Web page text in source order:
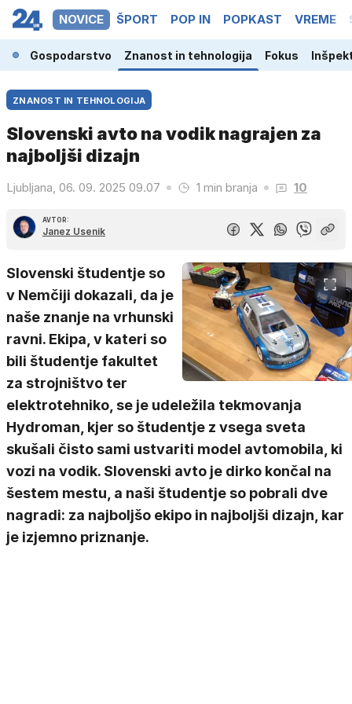
NOVICE ŠPORT POP IN POPKAST VREME
Gospodarstvo Znanost in tehnologija Fokus
ZNANOST IN TEHNOLOGIJA
Slovenski avto na vodik nagrajen za
najboljši dizajn
Ljubljana, 06. 09. 2025 09.07 1 min branja 10
AVTOR:
Janez Usenik
Slovenski študentje so
v Nemčiji dokazali, da je
naše znanje na vrhunski
ravni. Ekipa, v kateri so
bili študentje fakultet
za strojništvo ter
elektrotehniko, se je udeležila tekmovanja
Hydroman, kjer so študentje z vsega sveta
skušali čisto sami ustvariti model avtomobila, ki
vozi na vodik. Slovenski avto je dirko končal na
šestem mestu, a naši študentje so pobrali dve
nagradi: za najboljšo ekipo in najboljši dizajn, kar
je izjemno priznanje.